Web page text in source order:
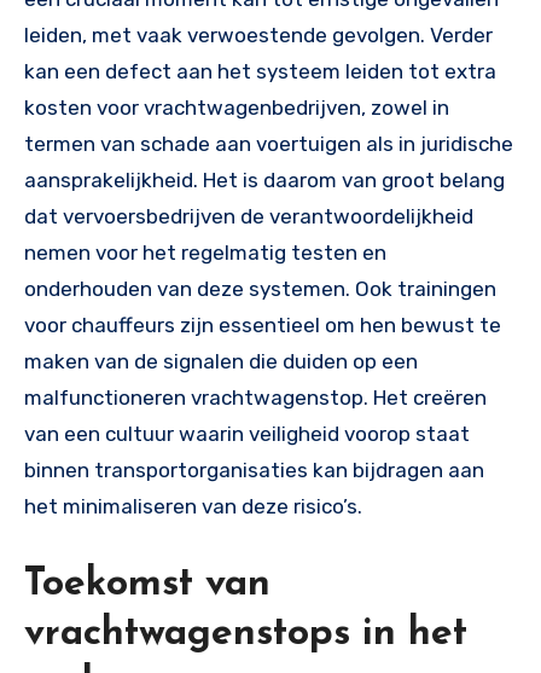
leiden, met vaak verwoestende gevolgen. Verder
kan een defect aan het systeem leiden tot extra
kosten voor vrachtwagenbedrijven, zowel in
termen van schade aan voertuigen als in juridische
aansprakelijkheid. Het is daarom van groot belang
dat vervoersbedrijven de verantwoordelijkheid
nemen voor het regelmatig testen en
onderhouden van deze systemen. Ook trainingen
voor chauffeurs zijn essentieel om hen bewust te
maken van de signalen die duiden op een
malfunctioneren vrachtwagenstop. Het creëren
van een cultuur waarin veiligheid voorop staat
binnen transportorganisaties kan bijdragen aan
het minimaliseren van deze risico’s.
Toekomst van
vrachtwagenstops in het